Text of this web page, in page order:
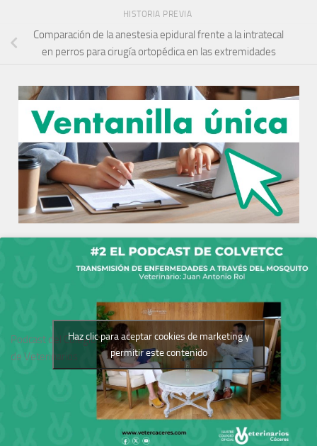
HISTORIA PREVIA
Comparación de la anestesia epidural frente a la intratecal
en perros para cirugía ortopédica en las extremidades
Podcast del Colegio
de Veterinarios
Haz clic para aceptar cookies de marketing y
permitir este contenido